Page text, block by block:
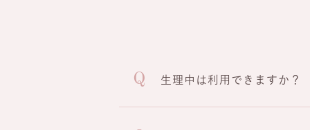
生理中は利用できますか？